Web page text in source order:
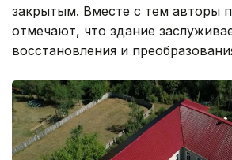
закрытым. Вместе с тем авторы
отмечают, что здание
восстановления и